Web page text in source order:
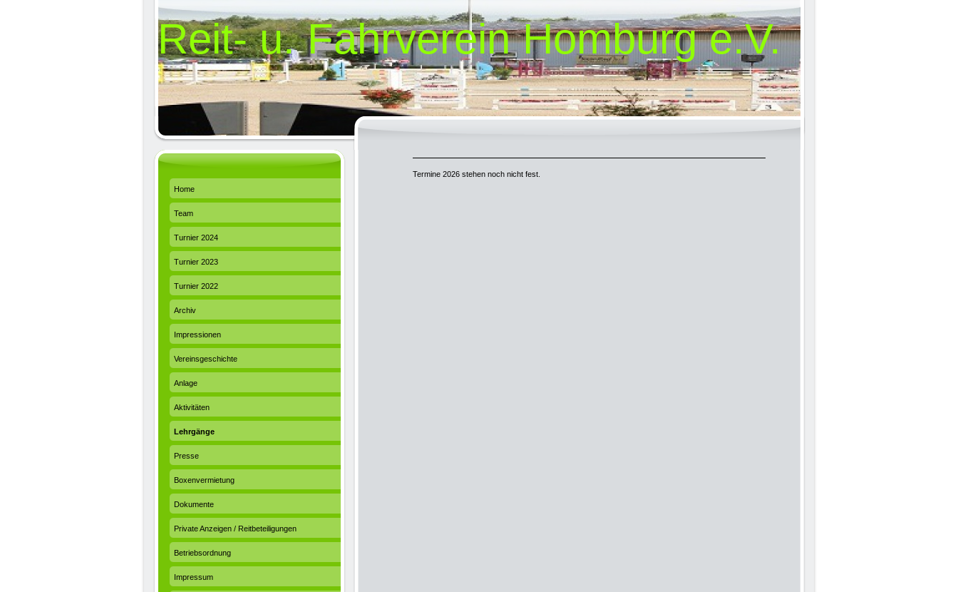
Reit- u. Fahrverein Homburg e.V.
Termine 2026 stehen noch nicht fest.
Home
Team
Turnier 2024
Turnier 2023
Turnier 2022
Archiv
Impressionen
Vereinsgeschichte
Anlage
Aktivitäten
Lehrgänge
Presse
Boxenvermietung
Dokumente
Private Anzeigen / Reitbeteiligungen
Betriebsordnung
Impressum